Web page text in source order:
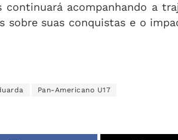
continuará acompanhando a
sobre suas conquistas e o
Pan-Americano U17